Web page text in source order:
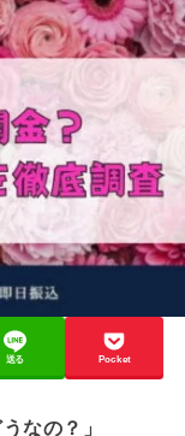
送る Pocket
なの？」